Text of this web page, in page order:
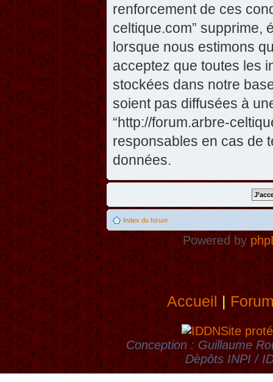
renforcement de ces
celtique.com” supprime,
lorsque nous estimons
acceptez que toutes les
stockées dans notre
soient pas diffusées à
“http://forum.arbre-
responsables en cas de
données.
Index du forum
Powered by
Accueil|
Site
Conception : Guillaume
Dèpôts INPI /